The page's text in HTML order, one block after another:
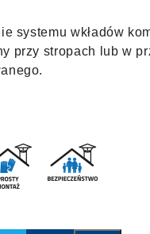
systemu wkładów
przy stropach lub w